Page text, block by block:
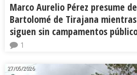
Marco Aurelio Pérez presume
Bartolomé de Tirajana
siguen sin campamentos
1
27/05/2026